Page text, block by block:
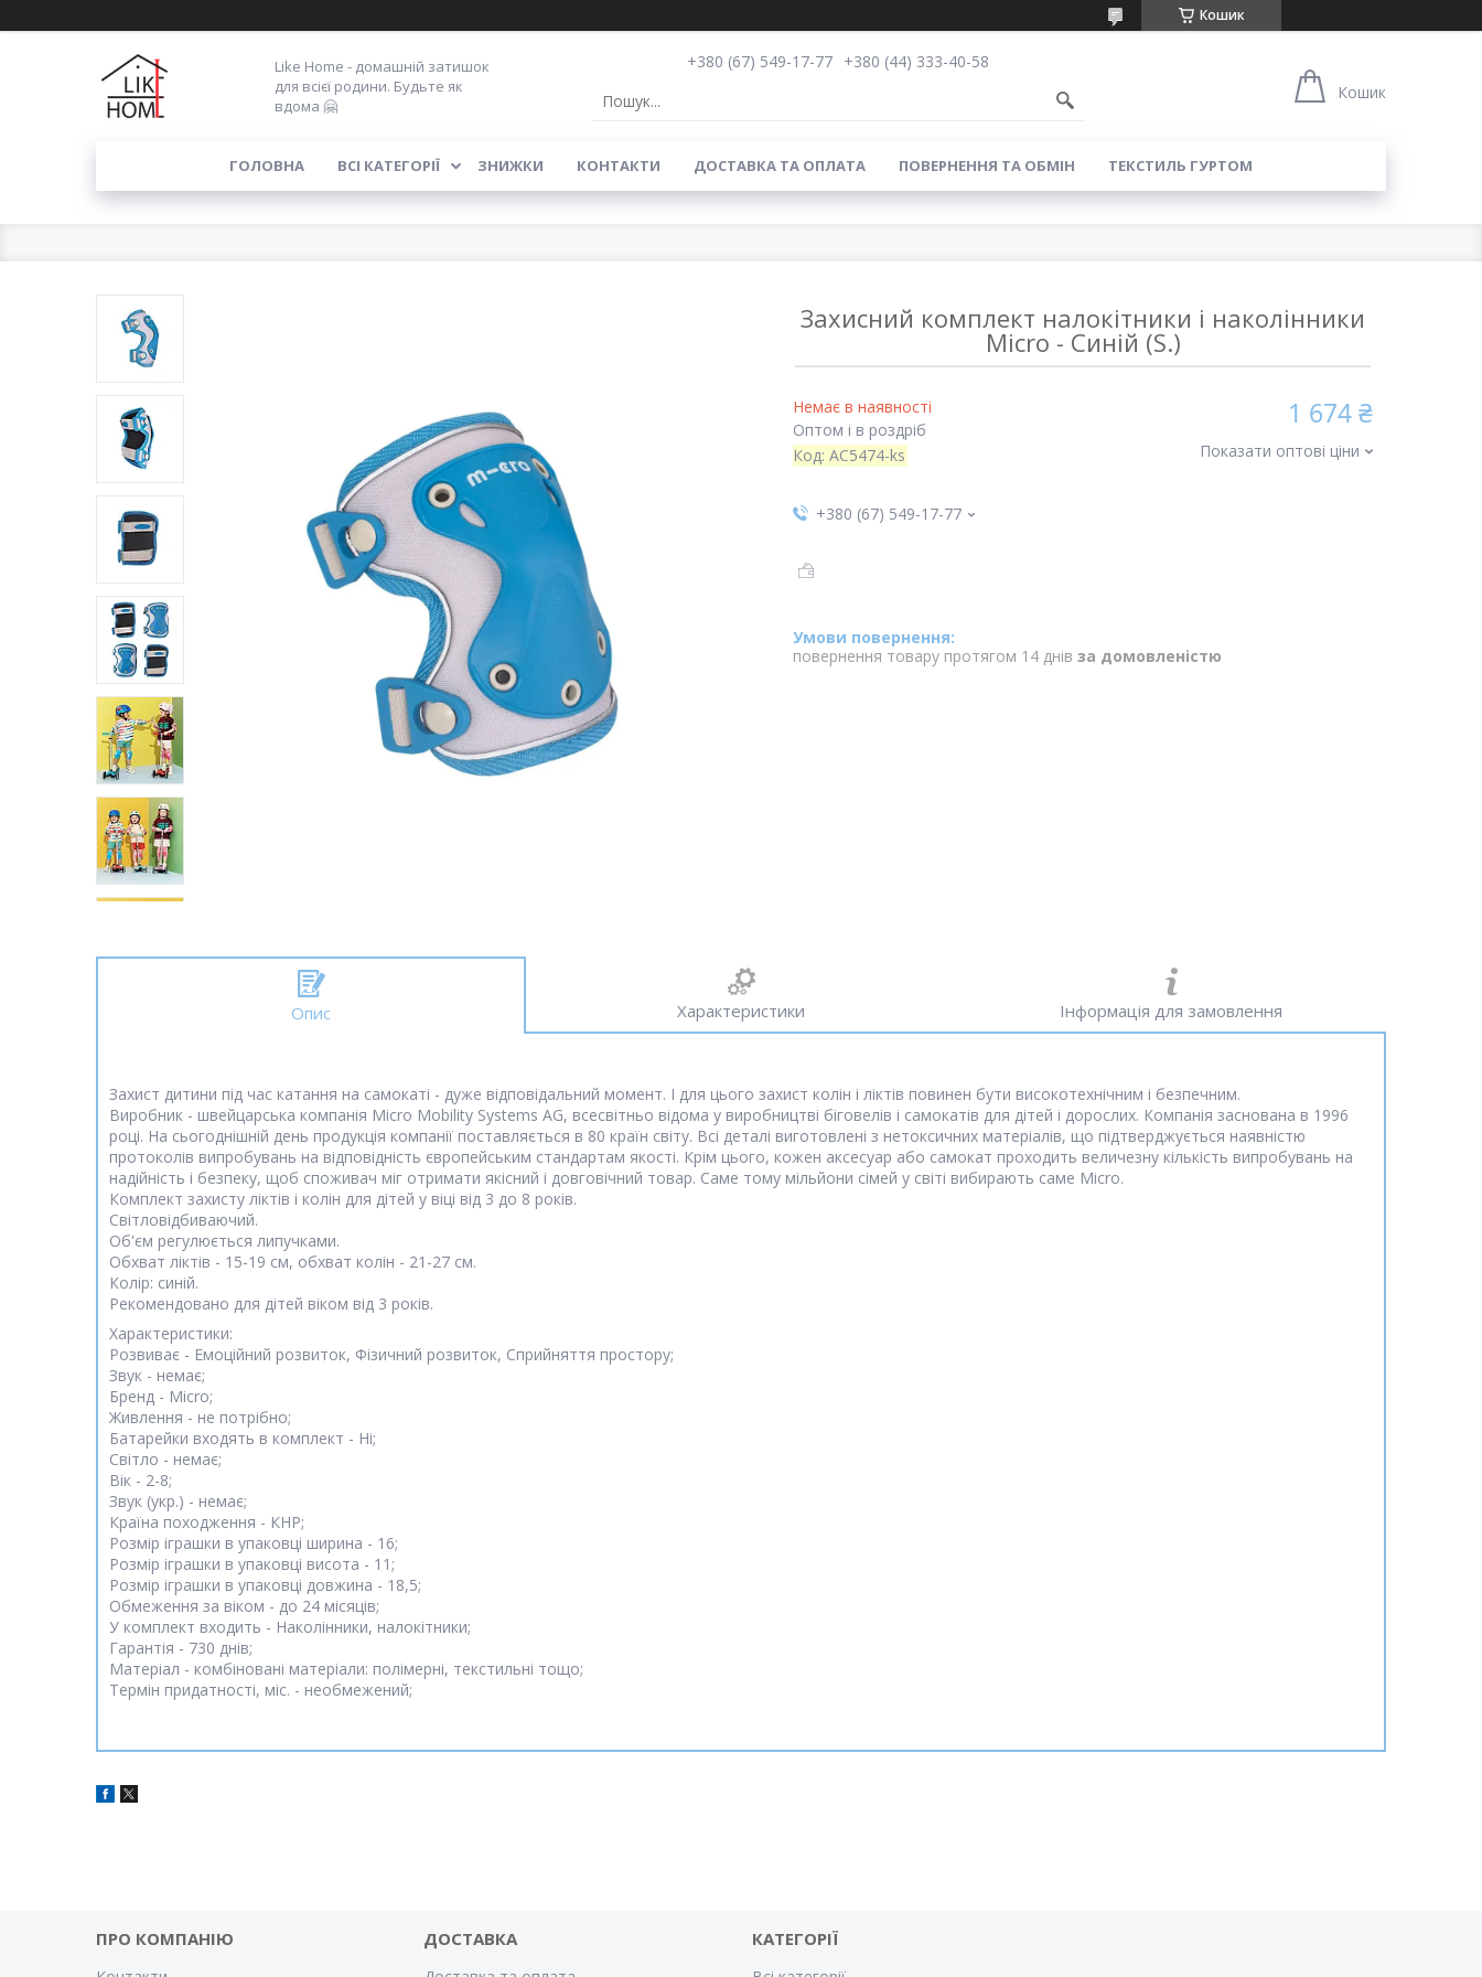
Кошик
Like Home - домашній затишок
для всієї родини. Будьте як
вдома 🤗
+380 (67) 549-17-77 +380 (44) 333-40-58
Кошик
ГОЛОВНА ВСІ КАТЕГОРІЇ ЗНИЖКИ КОНТАКТИ ДОСТАВКА ТА ОПЛАТА ПОВЕРНЕННЯ ТА ОБМІН ТЕКСТИЛЬ ГУРТОМ
Захисний комплект налокітники і наколінники
Micro - Синій (S.)
Немає в наявності
Оптом і в роздріб
Код: AC5474-ks
1 674 ₴
Показати оптові ціни
+380 (67) 549-17-77
повернення товару протягом 14 днів за домовленістю
Опис Характеристики Інформація для замовлення
Захист дитини під час катання на самокаті - дуже відповідальний момент. І для цього захист колін і ліктів повинен бути високотехнічним і безпечним.
Виробник - швейцарська компанія Micro Mobility Systems AG, всесвітньо відома у виробництві біговелів і самокатів для дітей і дорослих. Компанія заснована в 1996
році. На сьогоднішній день продукція компанії поставляється в 80 країн світу. Всі деталі виготовлені з нетоксичних матеріалів, що підтверджується наявністю
протоколів випробувань на відповідність європейським стандартам якості. Крім цього, кожен аксесуар або самокат проходить величезну кількість випробувань на
надійність і безпеку, щоб споживач міг отримати якісний і довговічний товар. Саме тому мільйони сімей у світі вибирають саме Micro.
Комплект захисту ліктів і колін для дітей у віці від 3 до 8 років.
Світловідбиваючий.
Об'єм регулюється липучками.
Обхват ліктів - 15-19 см, обхват колін - 21-27 см.
Колір: синій.
Рекомендовано для дітей віком від 3 років.
Характеристики:
Розвиває - Емоційний розвиток, Фізичний розвиток, Сприйняття простору;
Звук - немає;
Бренд - Micro;
Живлення - не потрібно;
Батарейки входять в комплект - Ні;
Світло - немає;
Вік - 2-8;
Звук (укр.) - немає;
Країна походження - КНР;
Розмір іграшки в упаковці ширина - 16;
Розмір іграшки в упаковці висота - 11;
Розмір іграшки в упаковці довжина - 18,5;
Обмеження за віком - до 24 місяців;
У комплект входить - Наколінники, налокітники;
Гарантія - 730 днів;
Матеріал - комбіновані матеріали: полімерні, текстильні тощо;
Термін придатності, міс. - необмежений;
ПРО КОМПАНІЮ ДОСТАВКА КАТЕГОРІЇ